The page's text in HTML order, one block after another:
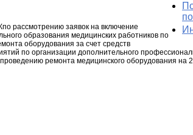
рассмотрению заявок на включение
образования медицинских работников по
оборудования за счет средств
по организации дополнительного
ремонта медицинского оборудования на